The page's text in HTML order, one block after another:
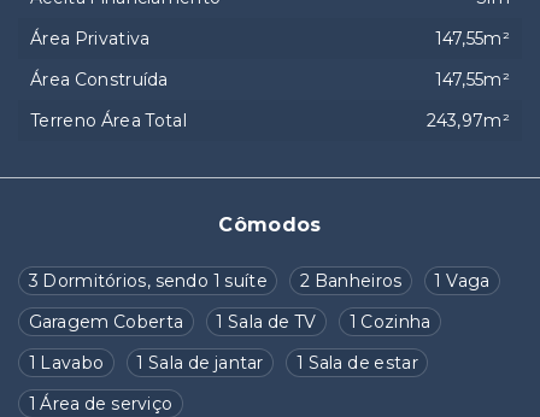
Cômodos
3 Dormitórios, sendo 1 suíte 2 Banheiros
1 Vaga
Garagem Coberta
1 Sala de TV
1 Cozinha
1 Lavabo
1 Sala de jantar
1 Sala de estar
1 Área de serviço
Área Privativa
147,55m²
Área Construída
147,55m²
Terreno Área Total
243,97m²